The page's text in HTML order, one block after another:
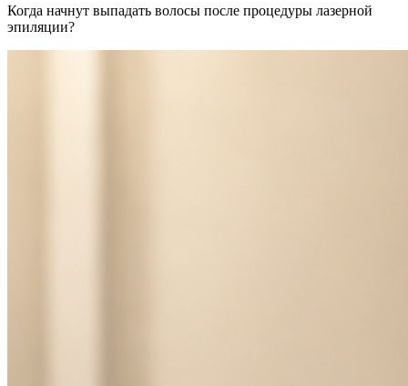
Когда начнут выпадать волосы после процедуры лазерной
эпиляции?